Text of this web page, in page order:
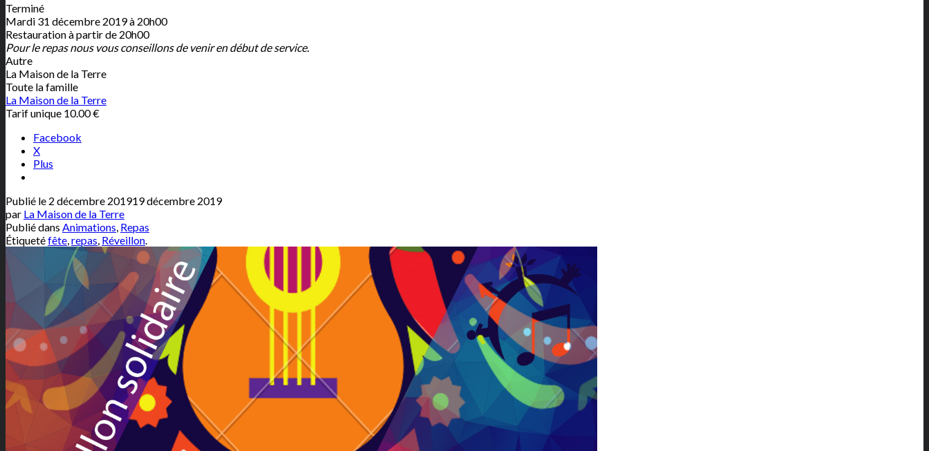
Terminé
Mardi 31 décembre 2019 à 20h00
Restauration à partir de 20h00
Pour le repas nous vous conseillons de venir en début de service.
Autre
La Maison de la Terre
Toute la famille
La Maison de la Terre
Tarif unique 10.00 €
Facebook
X
Plus
Publié le 2 décembre 201919 décembre 2019
par La Maison de la Terre
Publié dans Animations, Repas
Étiquetéfête,repas, Réveillon.